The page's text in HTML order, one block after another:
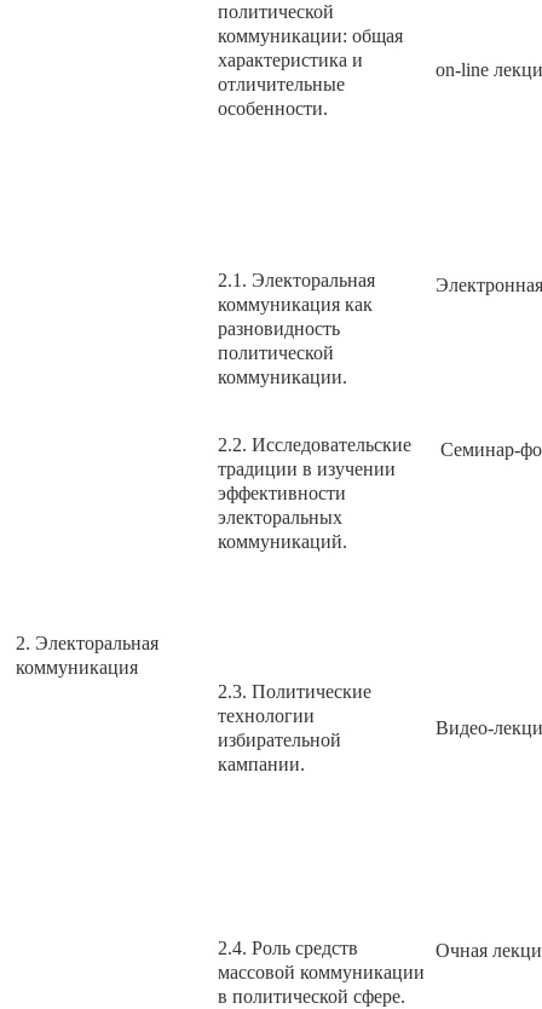
политической
коммуникации: общая
характеристика и
отличительные
особенности.
on-line
2. Электоральная
коммуникация
2.1. Электоральная
коммуникация как
разновидность
политической
коммуникации.
2.2. Исследовательские
традиции в изучении
эффективности
электоральных
коммуникаций.
Семинар-
2.3. Политические
технологии
избирательной
кампании.
Видео-
2.4. Роль средств
массовой коммуникации
в политической сфере.
Очная